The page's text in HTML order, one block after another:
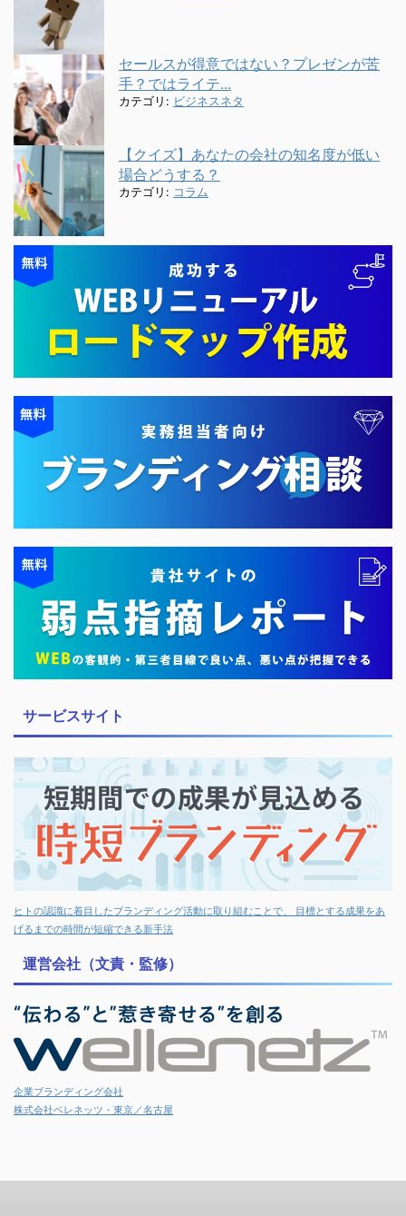
セールスが得意ではない？プレゼンが苦
手？ではライテ...
カテゴリ: ビジネスネタ
【クイズ】あなたの会社の知名度が低い
場合どうする？
カテゴリ: コラム
サービスサイト
ヒトの認識に着目したブランディング活動に取り組むことで、 目標とする成果をあ
げるまでの時間が短縮できる新手法
運営会社（文責・監修）
企業ブランディング会社
株式会社ベレネッツ・東京／名古屋